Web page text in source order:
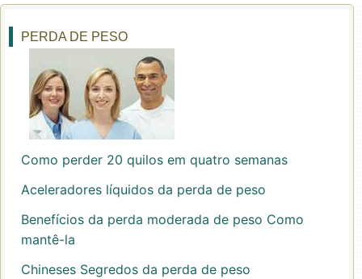
PERDA DE PESO
Como perder 20 quilos em quatro semanas
Aceleradores líquidos da perda de peso
Benefícios da perda moderada de peso Como
mantê-la
Chineses Segredos da perda de peso